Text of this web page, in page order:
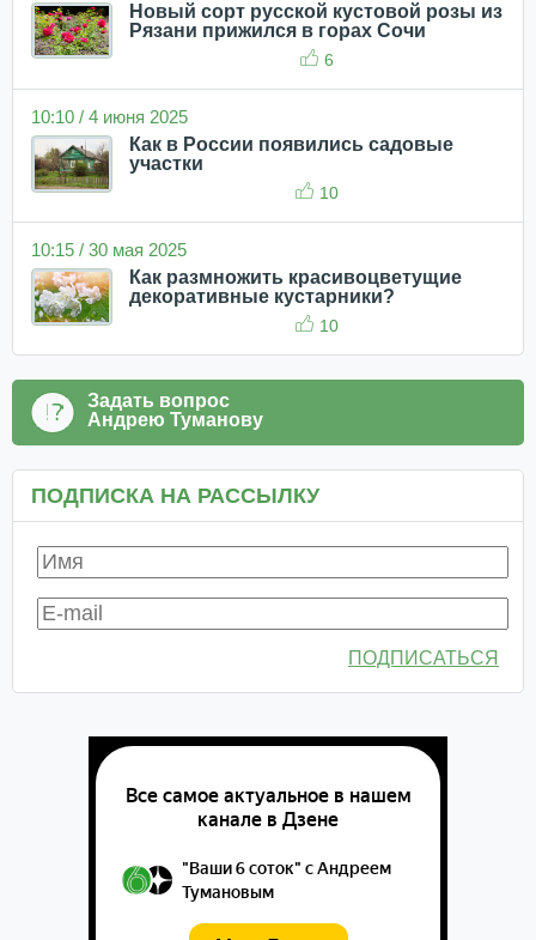
Новый сорт русской кустовой розы из
Рязани прижился в горах Сочи
6
10:10 / 4 июня 2025
Как в России появились садовые
участки
10
10:15 / 30 мая 2025
Как размножить красивоцветущие
декоративные кустарники?
10
Задать вопрос
Андрею Туманову
ПОДПИСКА НА РАССЫЛКУ
ПОДПИСАТЬСЯ